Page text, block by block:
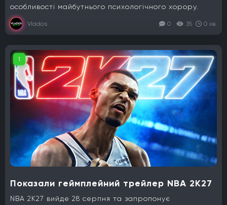
особливості майбутнього психологічного хорору.
Vlados 0 35 0 хв.
1
Показали геймплейний трейлер NBA 2K27
NBA 2K27 вийде 28 серпня та запропонує